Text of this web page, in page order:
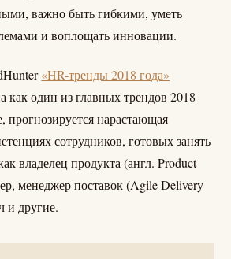
важно быть гибкими, уметь
и воплощать инновации.
«HR-тренды 2018 года»
как один из главных трендов 2018
прогнозируется нарастающая
сотрудников, готовых занять
владелец продукта (англ. Product
менеджер поставок (Agile Delivery
и другие.